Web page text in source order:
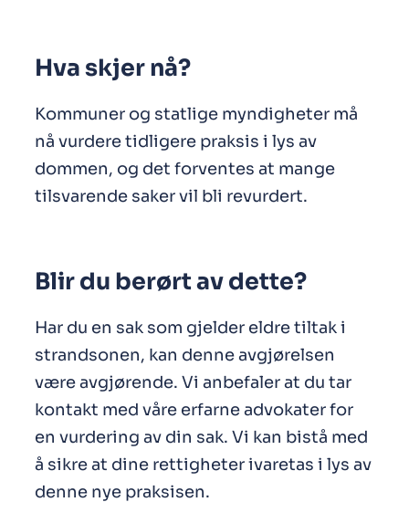
Hva skjer nå?
Kommuner og statlige myndigheter må
nå vurdere tidligere praksis i lys av
dommen, og det forventes at mange
tilsvarende saker vil bli revurdert.
Blir du berørt av dette?
Har du en sak som gjelder eldre tiltak i
strandsonen, kan denne avgjørelsen
være avgjørende. Vi anbefaler at du tar
kontakt med våre erfarne advokater for
en vurdering av din sak. Vi kan bistå med
å sikre at dine rettigheter ivaretas i lys av
denne nye praksisen.